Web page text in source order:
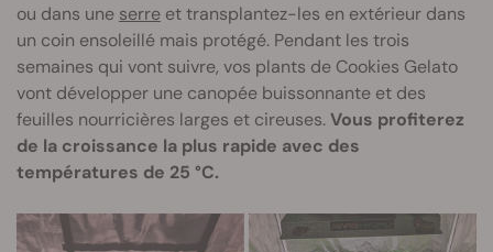
ou dans une serre et transplantez-les en extérieur dans
un coin ensoleillé mais protégé. Pendant les trois
semaines qui vont suivre, vos plants de Cookies Gelato
vont développer une canopée buissonnante et des
feuilles nourricières larges et cireuses.Vous profiterez
de la croissance la plus rapide avec des
températures de 25 °C.